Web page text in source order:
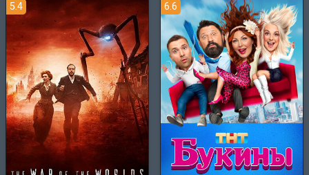
5.4 6.6